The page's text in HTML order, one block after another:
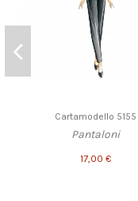
Cartamodello 5155
Pantaloni
17,00 €